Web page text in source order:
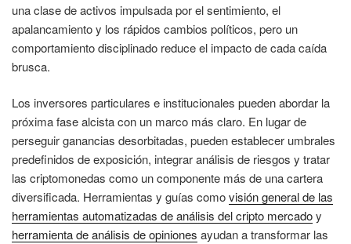
una clase de activos impulsada por el sentimiento, el
apalancamiento y los rápidos cambios políticos, pero un
comportamiento disciplinado reduce el impacto de cada caída
brusca.
Los inversores particulares e institucionales pueden abordar la
próxima fase alcista con un marco más claro. En lugar de
perseguir ganancias desorbitadas, pueden establecer umbrales
predefinidos de exposición, integrar análisis de riesgos y tratar
las criptomonedas como un componente más de una cartera
diversificada. Herramientas y guías comovisión general de las
herramientas automatizadas de análisis del cripto mercadoy
herramienta de análisis de opiniones ayudan a transformar las